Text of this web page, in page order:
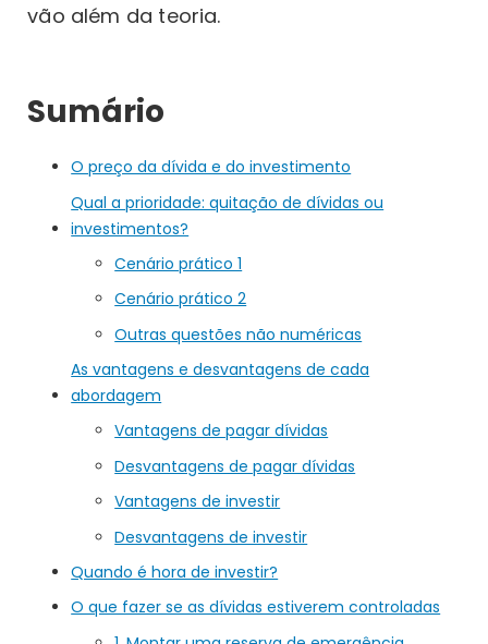
vão além da teoria.
Sumário
O preço da dívida e do investimento
Qual a prioridade: quitação de dívidas ou
investimentos?
Cenário prático 1
Cenário prático 2
Outras questões não numéricas
As vantagens e desvantagens de cada
abordagem
Vantagens de pagar dívidas
Desvantagens de pagar dívidas
Vantagens de investir
Desvantagens de investir
Quando é hora de investir?
O que fazer se as dívidas estiverem controladas